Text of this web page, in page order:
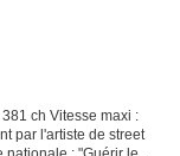
ch Vitesse maxi :
par l'artiste de street